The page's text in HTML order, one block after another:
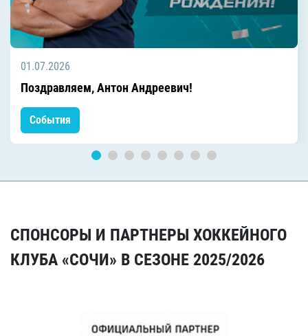
01.07.2026
Поздравляем, Антон Андреевич!
События
СПОНСОРЫ И ПАРТНЕРЫ ХОККЕЙНОГО
КЛУБА «СОЧИ» В СЕЗОНЕ 2025/2026